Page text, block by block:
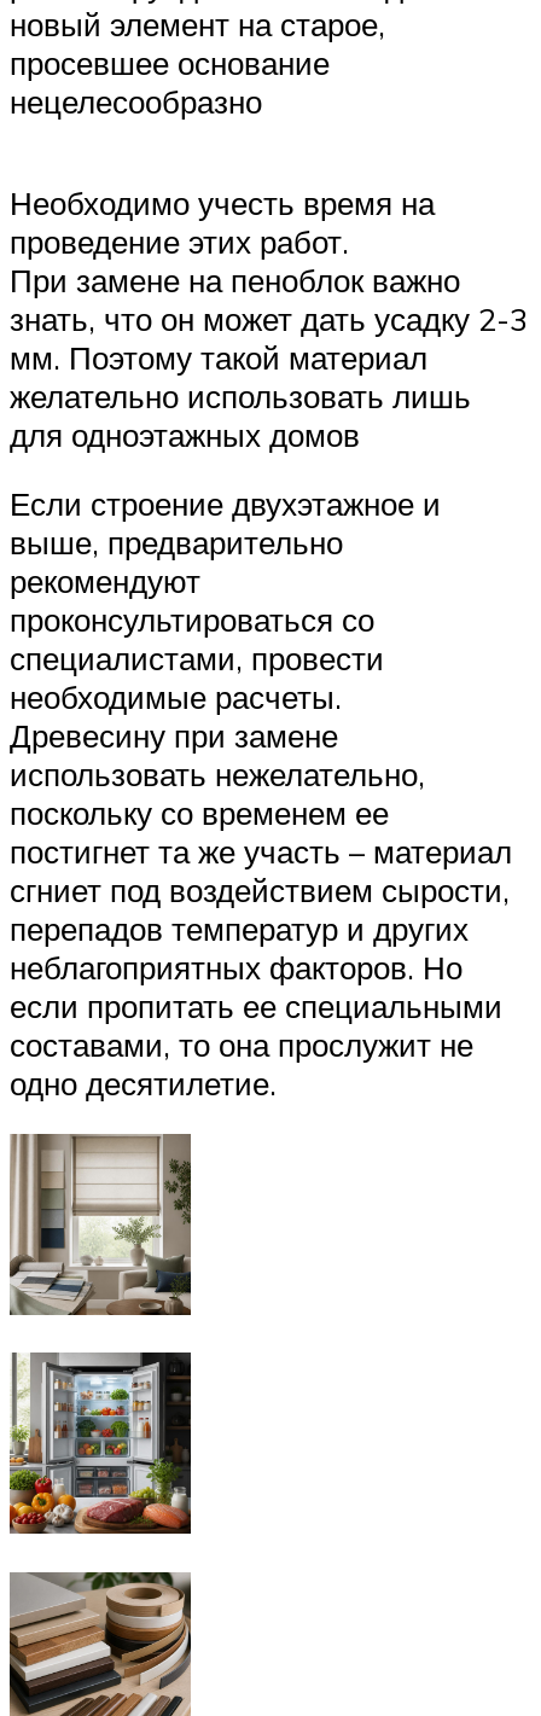
новый элемент на старое,
просевшее основание
нецелесообразно
Необходимо учесть время на
проведение этих работ.
При замене на пеноблок важно
знать, что он может дать усадку 2-3
мм. Поэтому такой материал
желательно использовать лишь
для одноэтажных домов
Если строение двухэтажное и
выше, предварительно
рекомендуют
проконсультироваться со
специалистами, провести
необходимые расчеты.
Древесину при замене
использовать нежелательно,
поскольку со временем ее
постигнет та же участь – материал
сгниет под воздействием сырости,
перепадов температур и других
неблагоприятных факторов. Но
если пропитать ее специальными
составами, то она прослужит не
одно десятилетие.